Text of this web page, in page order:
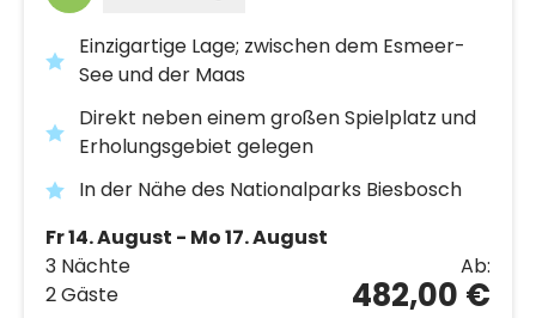
Einzigartige Lage; zwischen dem Esmeer-
See und der Maas
Direkt neben einem großen Spielplatz und
Erholungsgebiet gelegen
In der Nähe des Nationalparks Biesbosch
Fr 14. August - Mo 17. August
3 Nächte
2 Gäste
Ab:
482,00 €